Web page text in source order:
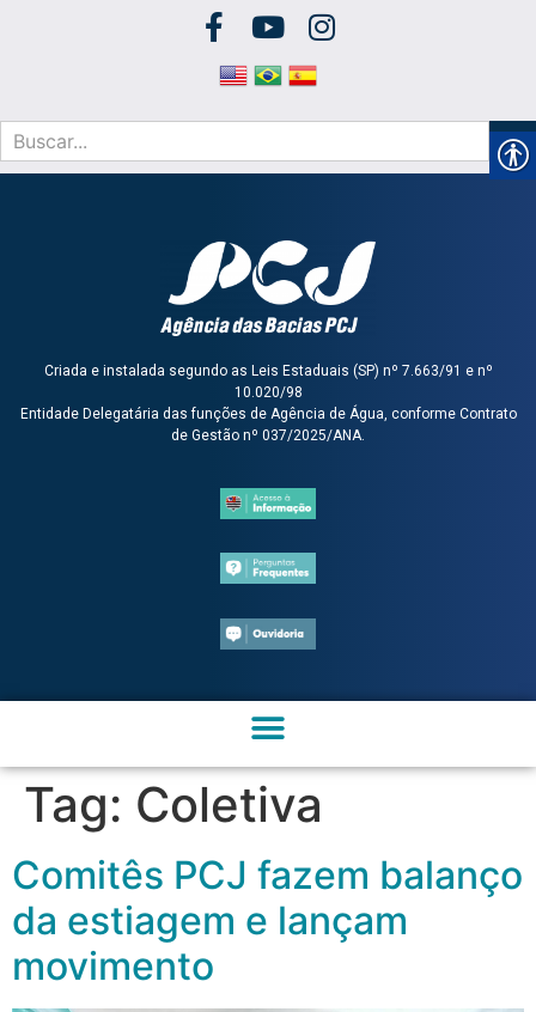
Criada e instalada segundo as Leis Estaduais (SP) nº 7.663/91 e nº
10.020/98
Entidade Delegatária das funções de Agência de Água, conforme Contrato
de Gestão nº 037/2025/ANA.
Tag: Coletiva
Comitês PCJ fazem balanço
da estiagem e lançam
movimento